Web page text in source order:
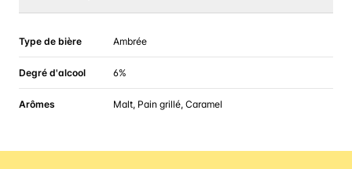
Type de bière Ambrée
Degré d'alcool 6%
Arômes Malt, Pain grillé, Caramel